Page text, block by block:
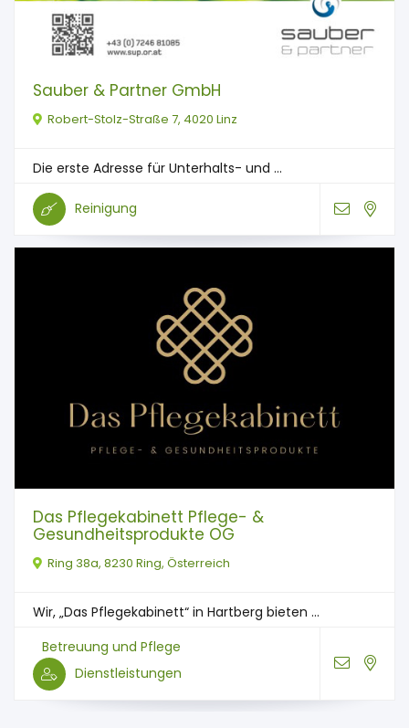
Sauber & Partner GmbH
Robert-Stolz-Straße 7, 4020 Linz
Die erste Adresse für Unterhalts- und ...
Reinigung
Das Pflegekabinett Pflege- &
Gesundheitsprodukte OG
Ring 38a, 8230 Ring, Österreich
Wir, „Das Pflegekabinett“ in Hartberg bieten ...
Betreuung und Pflege
Dienstleistungen